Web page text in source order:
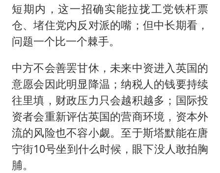
短期内，这一招确实能拉拢工党铁杆票
仓、堵住党内反对派的嘴；但中长期看，
问题一个比一个棘手。
中方不会善罢甘休，未来中资进入英国的
意愿会因此明显降温；纳税人的钱要持续
往里填，财政压力只会越积越多；国际投
资者会重新评估英国的营商环境，资本外
流的风险也不容小觑。至于斯塔默能在唐
宁街10号坐到什么时候，眼下没人敢拍胸
脯。